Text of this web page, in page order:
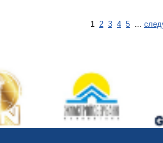
1 2 3 4 5 ...